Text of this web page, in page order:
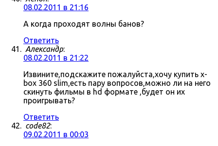
08.02.2011 в 21:16
А когда проходят волны банов?
Ответить
Александр:
08.02.2011 в 21:22
Извините,подскажите пожалуйста,хочу купить x-
box 360 slim,есть пару вопросов,можно ли на него
скинуть фильмы в hd формате ,будет он их
проигрывать?
Ответить
code82:
09.02.2011 в 00:03